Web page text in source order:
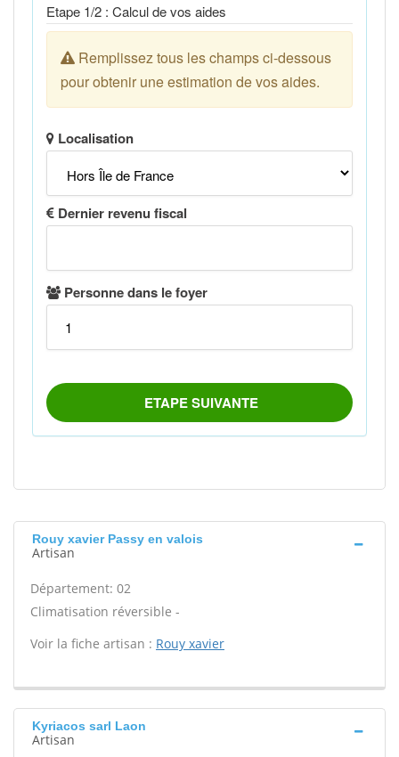
Rouy xavier Passy en valois
Artisan
Département: 02
Climatisation réversible -
Voir la fiche artisan : Rouy xavier
Kyriacos sarl Laon
Artisan